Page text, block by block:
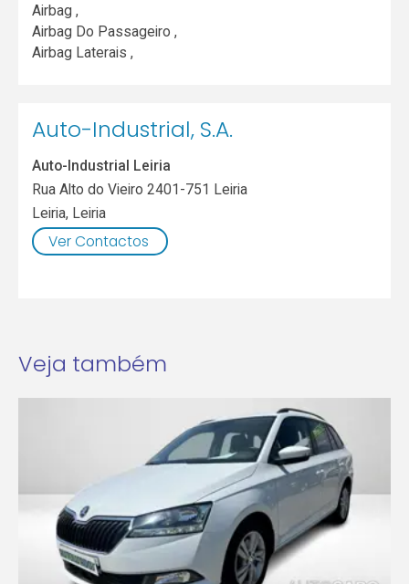
Airbag ,
Airbag Do Passageiro ,
Airbag Laterais ,
Auto-Industrial, S.A.
Auto-Industrial Leiria
Rua Alto do Vieiro 2401-751 Leiria
Leiria, Leiria
Ver Contactos
Veja também